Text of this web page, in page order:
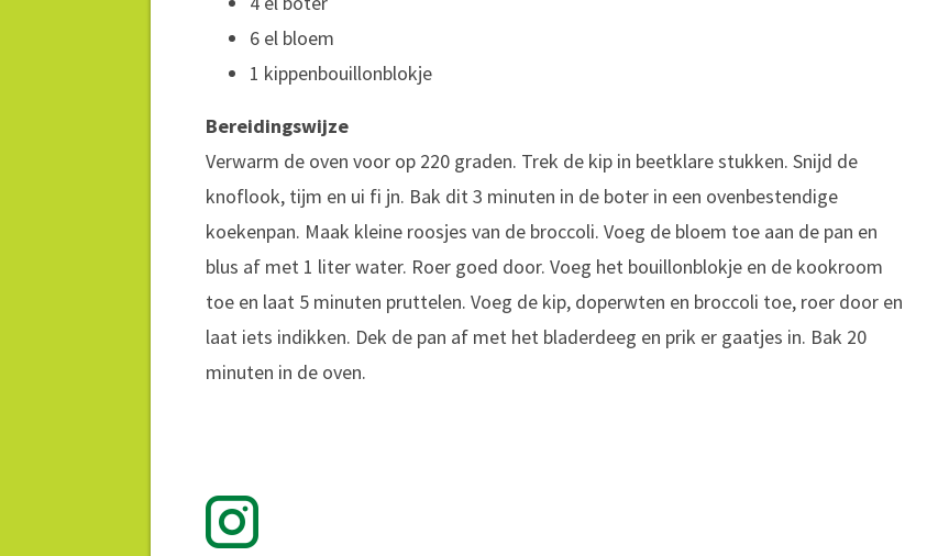
6 el bloem
1 kippenbouillonblokje
Bereidingswijze
Verwarm de oven voor op 220 graden. Trek de kip in beetklare stukken. Snijd de
knoflook, tijm en ui fi jn. Bak dit 3 minuten in de boter in een ovenbestendige
koekenpan. Maak kleine roosjes van de broccoli. Voeg de bloem toe aan de pan en
blus af met 1 liter water. Roer goed door. Voeg het bouillonblokje en de kookroom
toe en laat 5 minuten pruttelen. Voeg de kip, doperwten en broccoli toe, roer door en
laat iets indikken. Dek de pan af met het bladerdeeg en prik er gaatjes in. Bak 20
minuten in de oven.